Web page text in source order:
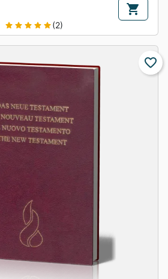
shopping_cart
star star star star star(2)
favorite_border